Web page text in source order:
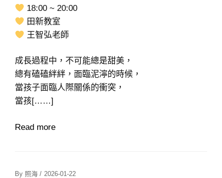
18:00 ~ 20:00
田新教室
王智弘老師
成長過程中，不可能總是甜美，
總有磕磕絆絆，面臨泥濘的時候，
當孩子面臨人際關係的衝突，
當孩[……]
Read more
By 照海 / Posted
2026-01-22